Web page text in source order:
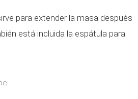
para extender la masa después
está incluida la espátula para